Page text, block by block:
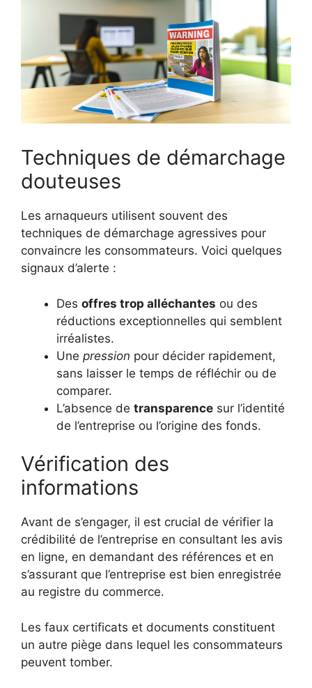
Techniques de démarchage
douteuses
Les arnaqueurs utilisent souvent des
techniques de démarchage agressives pour
convaincre les consommateurs. Voici quelques
signaux d’alerte :
Des offres trop alléchantes ou des
réductions exceptionnelles qui semblent
irréalistes.
Une pression pour décider rapidement,
sans laisser le temps de réfléchir ou de
comparer.
L’absence de transparence sur l’identité
de l’entreprise ou l’origine des fonds.
Vérification des
informations
Avant de s’engager, il est crucial de vérifier la
crédibilité de l’entreprise en consultant les avis
en ligne, en demandant des références et en
s’assurant que l’entreprise est bien enregistrée
au registre du commerce.
Les faux certificats et documents constituent
un autre piège dans lequel les consommateurs
peuvent tomber.